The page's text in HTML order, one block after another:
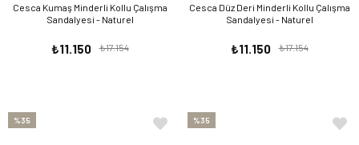
Cesca Kumaş Minderli Kollu Çalışma
Sandalyesi - Naturel
₺11.150 ₺17.154
Cesca Düz Deri Minderli Kollu Çalışma
Sandalyesi - Naturel
₺11.150 ₺17.154
%35 %35